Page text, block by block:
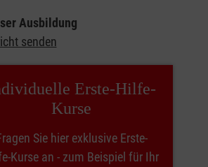
Ausbildung
senden
Erste-Hilfe-
Kurse
Sie hier exklusive Erste-
Kurse an - zum Beispiel für Ihr